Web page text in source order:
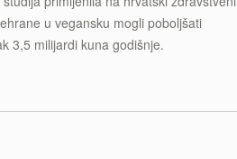
u vegansku mogli poboljšati
3,5 milijardi kuna godišnje.